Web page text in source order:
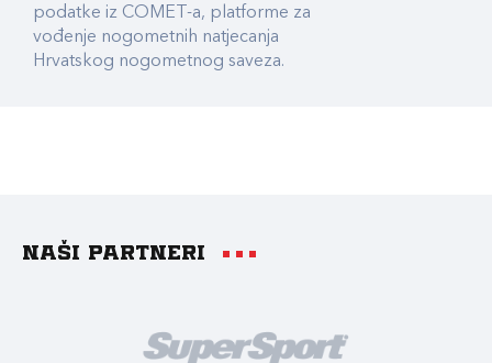
podatke iz COMET-a, platforme za
vođenje nogometnih natjecanja
Hrvatskog nogometnog saveza.
Naši partneri